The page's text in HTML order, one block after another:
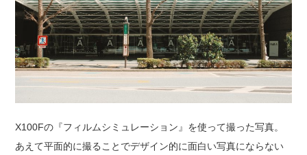
X100Fの『フィルムシミュレーション』を使って撮った写真。
あえて平面的に撮ることでデザイン的に面白い写真にならない